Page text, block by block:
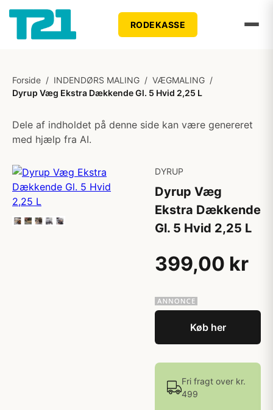
RODEKASSE
Forside / INDENDØRS MALING / VÆGMALING /
Dyrup Væg Ekstra Dækkende Gl. 5 Hvid 2,25 L
Dele af indholdet på denne side kan være genereret
med hjælp fra AI.
DYRUP
Dyrup Væg
Ekstra Dækkende
Gl. 5 Hvid 2,25 L
399,00 kr
Køb her
Fri fragt over kr.
499